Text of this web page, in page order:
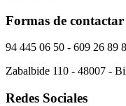
Formas de contactar
94 445 06 50 - 609 26 89
Zabalbide 110 - 48007 -
Redes Sociales